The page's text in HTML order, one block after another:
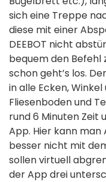
sich eine Treppe
diese mit einer
DEEBOT nicht
bequem den Befehl
schon geht’s los.
in alle Ecken,
Fliesenboden und
rund 6 Minuten Zeit
App. Hier kann man
besser nicht mit
sollen virtuell
der App drei